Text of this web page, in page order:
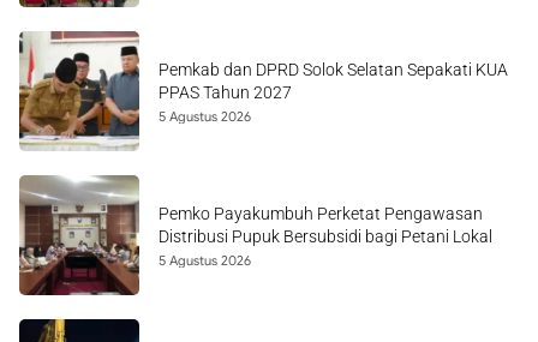
Pemkab dan DPRD Solok Selatan Sepakati KUA
PPAS Tahun 2027
5 Agustus 2026
Pemko Payakumbuh Perketat Pengawasan
Distribusi Pupuk Bersubsidi bagi Petani Lokal
5 Agustus 2026